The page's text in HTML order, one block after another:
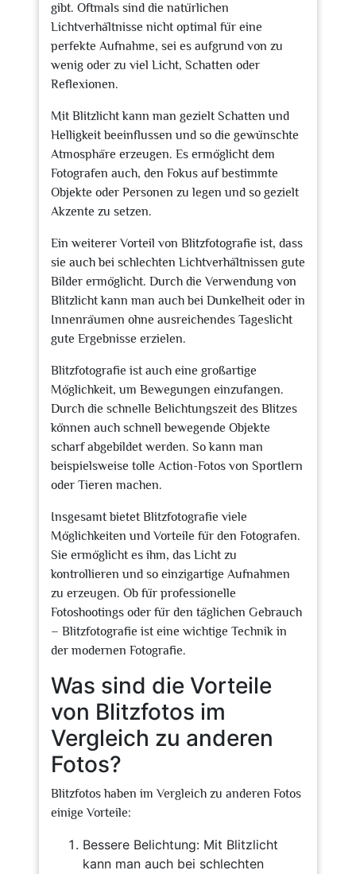
gibt. Oftmals sind die natürlichen
Lichtverhältnisse nicht optimal für eine
perfekte Aufnahme, sei es aufgrund von zu
wenig oder zu viel Licht, Schatten oder
Reflexionen.
Mit Blitzlicht kann man gezielt Schatten und
Helligkeit beeinflussen und so die gewünschte
Atmosphäre erzeugen. Es ermöglicht dem
Fotografen auch, den Fokus auf bestimmte
Objekte oder Personen zu legen und so gezielt
Akzente zu setzen.
Ein weiterer Vorteil von Blitzfotografie ist, dass
sie auch bei schlechten Lichtverhältnissen gute
Bilder ermöglicht. Durch die Verwendung von
Blitzlicht kann man auch bei Dunkelheit oder in
Innenräumen ohne ausreichendes Tageslicht
gute Ergebnisse erzielen.
Blitzfotografie ist auch eine großartige
Möglichkeit, um Bewegungen einzufangen.
Durch die schnelle Belichtungszeit des Blitzes
können auch schnell bewegende Objekte
scharf abgebildet werden. So kann man
beispielsweise tolle Action-Fotos von Sportlern
oder Tieren machen.
Insgesamt bietet Blitzfotografie viele
Möglichkeiten und Vorteile für den Fotografen.
Sie ermöglicht es ihm, das Licht zu
kontrollieren und so einzigartige Aufnahmen
zu erzeugen. Ob für professionelle
Fotoshootings oder für den täglichen Gebrauch
– Blitzfotografie ist eine wichtige Technik in
der modernen Fotografie.
Was sind die Vorteile
von Blitzfotos im
Vergleich zu anderen
Fotos?
Blitzfotos haben im Vergleich zu anderen Fotos
einige Vorteile:
Bessere Belichtung: Mit Blitzlicht
kann man auch bei schlechten